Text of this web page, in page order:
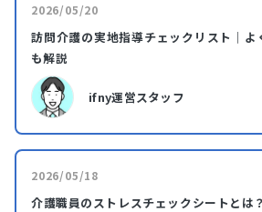
2026/05/20
訪問介護の実地指導チェックリスト｜
も解説
ifny運営スタッフ
2026/05/18
介護職員のストレスチェックシートとは